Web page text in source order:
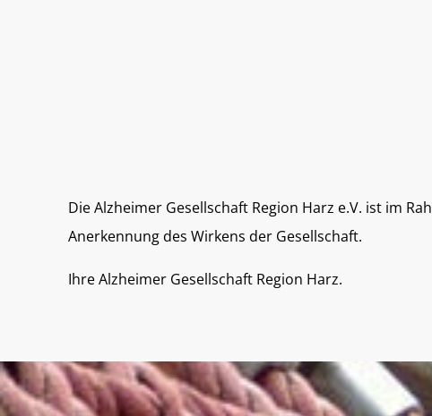
Die Alzheimer Gesellschaft Region Harz e.V. ist im
Anerkennung des Wirkens der Gesellschaft.
Ihre Alzheimer Gesellschaft Region Harz.